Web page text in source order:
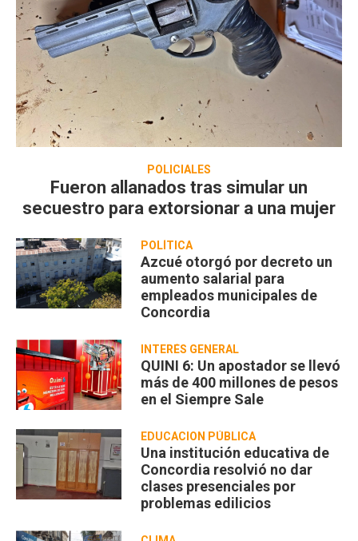
POLICIALES
Fueron allanados tras simular un
secuestro para extorsionar a una mujer
POLÍTICA
Azcué otorgó por decreto un
aumento salarial para
empleados municipales de
Concordia
INTERÉS GENERAL
QUINI 6: Un apostador se llevó
más de 400 millones de pesos
en el Siempre Sale
EDUCACION PÚBLICA
Una institución educativa de
Concordia resolvió no dar
clases presenciales por
problemas edilicios